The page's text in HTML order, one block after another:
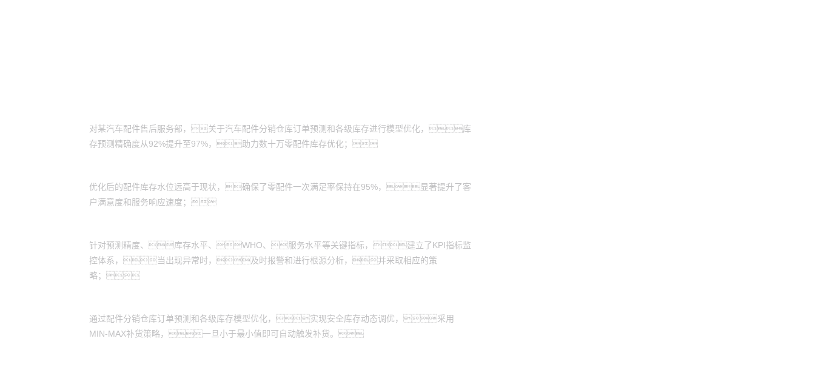
对某汽车配件售后服务部，关于汽车配件分销仓库订单预测和各级库存进行模型优化，库
存预测精确度从92%提升至97%，助力数十万零配件库存优化；
优化后的配件库存水位远高于现状，确保了零配件一次满足率保持在95%，显著提升了客
户满意度和服务响应速度；
针对预测精度、库存水平、WHO、服务水平等关键指标，建立了KPI指标监
控体系，当出现异常时，及时报警和进行根源分析，并采取相应的策
略；
通过配件分销仓库订单预测和各级库存模型优化，实现安全库存动态调优，采用
MIN-MAX补货策略，一旦小于最小值即可自动触发补货。